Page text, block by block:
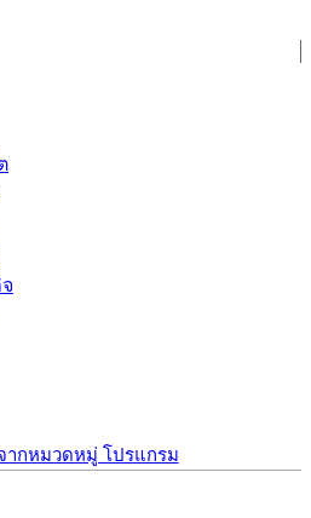
ากหมวดหมู่ โปรแกรม